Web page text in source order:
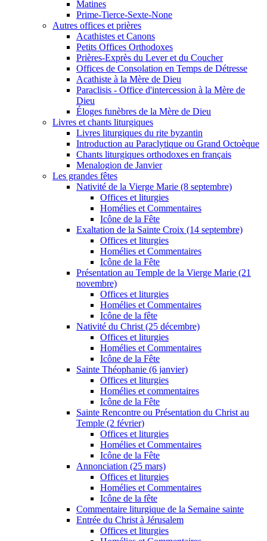
Matines
Prime-Tierce-Sexte-None
Autres offices et prières
Acathistes et Canons
Petits Offices Orthodoxes
Prières-Exprès du Lever et du Coucher
Offices de Consolation en Temps de Détresse
Acathiste à la Mère de Dieu
Paraclisis - Office d'intercession à la Mère de
Dieu
Éloges funèbres de la Mère de Dieu
Livres et chants liturgiques
Livres liturgiques du rite byzantin
Introduction au Paraclytique ou Grand Octoèque
Chants liturgiques orthodoxes en français
Menalogion de Janvier
Les grandes fêtes
Nativité de la Vierge Marie (8 septembre)
Offices et liturgies
Homélies et Commentaires
Icône de la Fête
Exaltation de la Sainte Croix (14 septembre)
Offices et liturgies
Homélies et Commentaires
Icône de la Fête
Présentation au Temple de la Vierge Marie (21
novembre)
Offices et liturgies
Homélies et Commentaires
Icône de la fête
Nativité du Christ (25 décembre)
Offices et liturgies
Homélies et Commentaires
Icône de la Fête
Sainte Théophanie (6 janvier)
Offices et liturgies
Homélies et commentaires
Icône de la Fête
Sainte Rencontre ou Présentation du Christ au
Temple (2 février)
Offices et liturgies
Homélies et Commentaires
Icône de la Fête
Annonciation (25 mars)
Offices et liturgies
Homélies et Commentaires
Icône de la fête
Commentaire liturgique de la Semaine sainte
Entrée du Christ à Jérusalem
Offices et liturgies